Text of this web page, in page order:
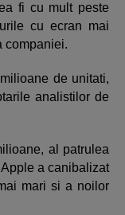
fi cu mult peste
cu ecran mai
companiei.
de unitati,
analistilor de
al patrulea
a canibalizat
mari si a noilor